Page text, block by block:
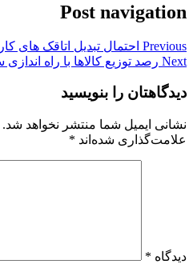
Post navigation
Previous احتمال تبدیل اتاقک های
Next رصد توزیع کالاها با راه
دیدگاهتان را بنویسید
نشانی ایمیل شما منتشر نخواهد شد.
علامت‌گذاری شده‌اند *
دیدگاه *